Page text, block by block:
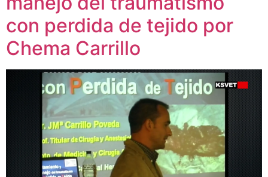
con perdida de tejido por
Chema Carrillo